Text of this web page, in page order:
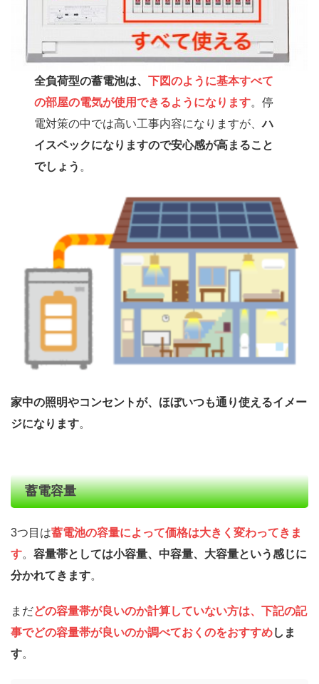
全負荷型の蓄電池は、
下図のように基本すべて
の部屋の電気が使用できるようになります。停
電対策の中では高い工事内容になりますが、ハ
イスペックになりますので安心感が高まること
でしょう 。
家中の照明やコンセントが、ほぼいつも通り使えるイメー
ジになります。
蓄電容量
3つ目は蓄電池の容量によって価格は大きく変わってきま
す。 容量帯としては小容量、中容量、大容量という感じに
分かれてきます。
まだどの容量帯が良いのか計算していない方は、下記の記
事でどの容量帯が良いのか調べておくのをおすすめしま
す。